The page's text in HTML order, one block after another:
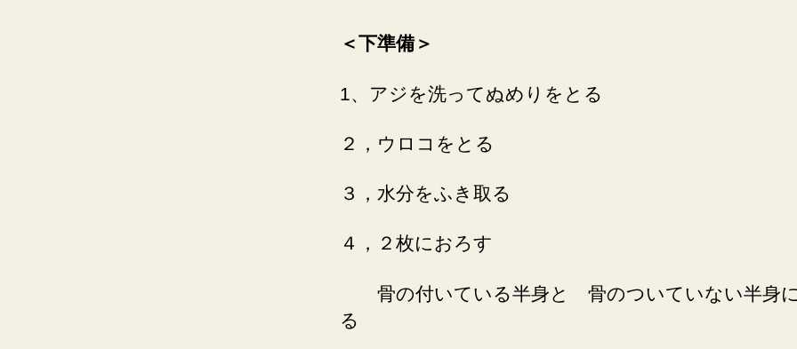
＜下準備＞
1、アジを洗ってぬめりをとる
２，ウロコをとる
３，水分をふき取る
４，２枚におろす
骨の付いている半身と 骨のついていない半身
る